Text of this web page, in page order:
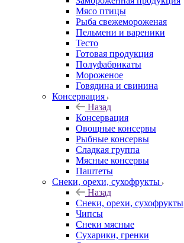
Мясо птицы
Рыба свежемороженая
Пельмени и вареники
Тесто
Готовая продукция
Полуфабрикаты
Мороженое
Говядина и свинина
Консервация
Назад
Консервация
Овощные консервы
Рыбные консервы
Сладкая группа
Мясные консервы
Паштеты
Снеки, орехи, сухофрукты
Назад
Снеки, орехи, сухофрукты
Чипсы
Снеки мясные
Сухарики, гренки